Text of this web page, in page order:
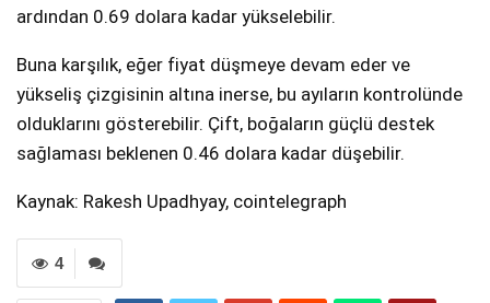
ardından 0.69 dolara kadar yükselebilir.
Buna karşılık, eğer fiyat düşmeye devam eder ve
yükseliş çizgisinin altına inerse, bu ayıların kontrolünde
olduklarını gösterebilir. Çift, boğaların güçlü destek
sağlaması beklenen 0.46 dolara kadar düşebilir.
Kaynak: Rakesh Upadhyay, cointelegraph
4